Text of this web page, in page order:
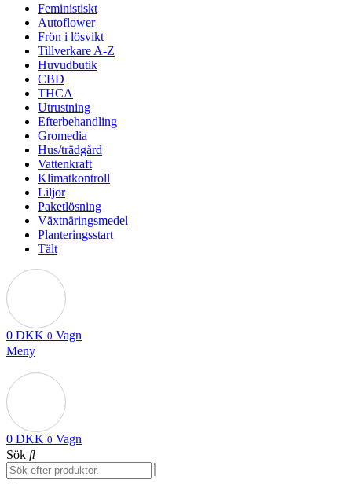
Feministiskt
Autoflower
Frön i lösvikt
Tillverkare A-Z
Huvudbutik
CBD
THCA
Utrustning
Efterbehandling
Gromedia
Hus/trädgård
Vattenkraft
Klimatkontroll
Liljor
Paketlösning
Växtnäringsmedel
Planteringsstart
Tält
0 DKK 0 Vagn
Meny
0 DKK 0 Vagn
Sök